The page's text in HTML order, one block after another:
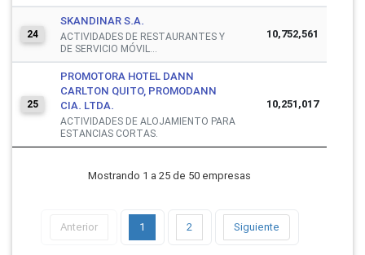
24
SKANDINAR S.A.
ACTIVIDADES DE RESTAURANTES Y
DE SERVICIO MÓVIL...
10,752,561
25
PROMOTORA HOTEL DANN
CARLTON QUITO, PROMODANN
CIA. LTDA.
ACTIVIDADES DE ALOJAMIENTO PARA
ESTANCIAS CORTAS.
10,251,017
Mostrando 1 a 25 de 50 empresas
Anterior 1 2 Siguiente